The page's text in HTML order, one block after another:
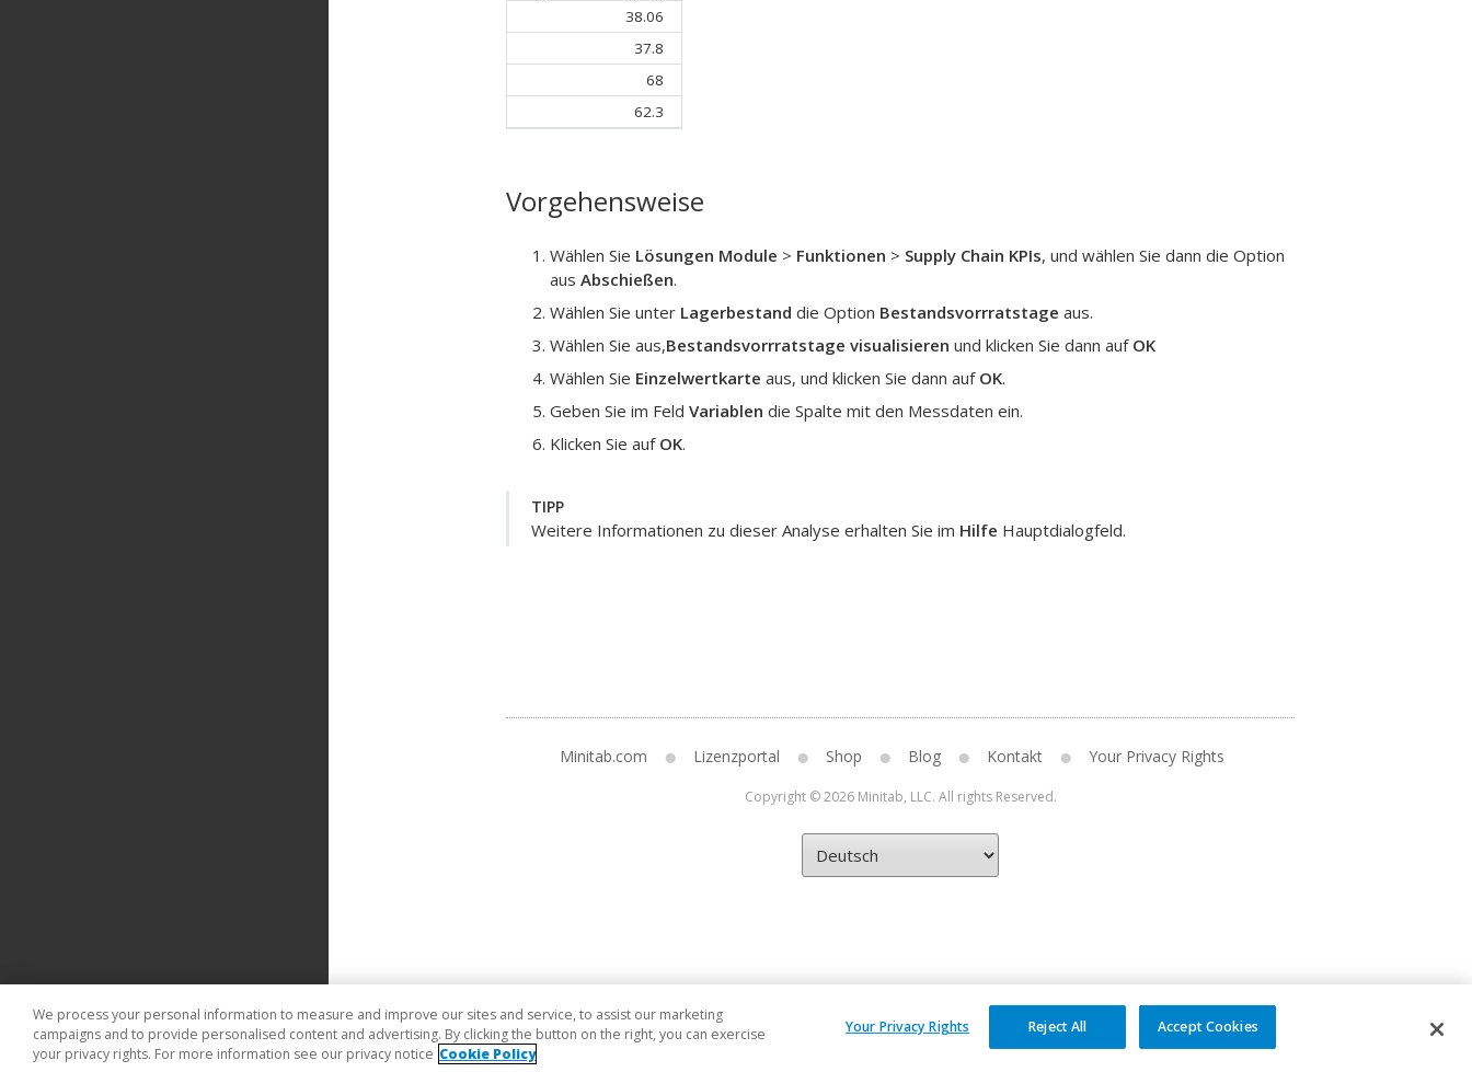
38.06
37.8
68
62.3
Vorgehensweise
Wählen Sie Lösungen Module > Funktionen > Supply Chain KPIs, und wählen Sie dann die Option
aus Abschießen.
Wählen Sie unter Lagerbestand die Option Bestandsvorrratstage aus.
Wählen Sie aus,Bestandsvorrratstage visualisieren und klicken Sie dann auf OK
Wählen Sie Einzelwertkarte aus, und klicken Sie dann auf OK.
Geben Sie im Feld Variablen die Spalte mit den Messdaten ein.
Klicken Sie auf OK.
TIPP
Weitere Informationen zu dieser Analyse erhalten Sie im Hilfe Hauptdialogfeld.
Minitab.com Lizenzportal Shop Blog Kontakt Your Privacy Rights
Copyright © 2026 Minitab, LLC. All rights Reserved.
We process your personal information to measure and improve our sites and service, to assist our marketing
campaigns and to provide personalised content and advertising. By clicking the button on the right, you can exercise
your privacy rights. For more information see our privacy notice Cookie Policy
Your Privacy Rights Reject All Accept Cookies